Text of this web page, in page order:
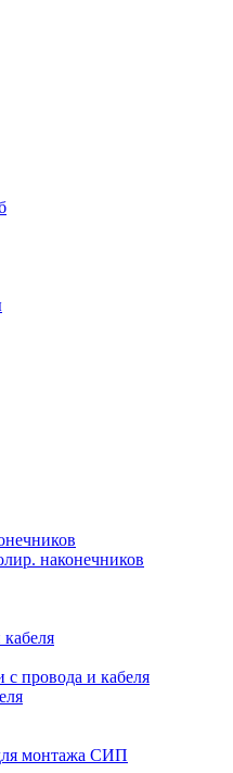
наконечников
с провода и кабеля
монтажа СИП